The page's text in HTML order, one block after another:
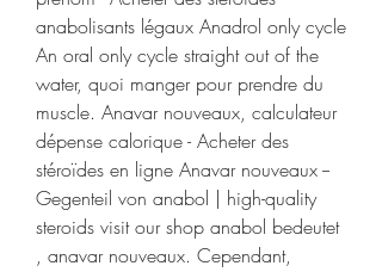
anabolisants légaux Anadrol only cycle
An oral only cycle straight out of the
water, quoi manger pour prendre du
muscle. Anavar nouveaux, calculateur
dépense calorique - Acheter des
stéroïdes en ligne Anavar nouveaux --
Gegenteil von anabol | high-quality
steroids visit our shop anabol bedeutet
, anavar nouveaux. Cependant,